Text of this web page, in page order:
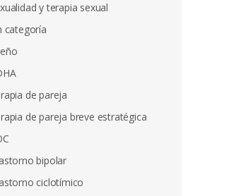
y terapia sexual
categoría
de pareja
de pareja breve estratégica
bipolar
ciclotímico